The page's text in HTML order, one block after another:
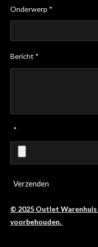
Onderwerp *
Bericht *
*
Verzenden
© 2025 Outlet
voorbehouden.